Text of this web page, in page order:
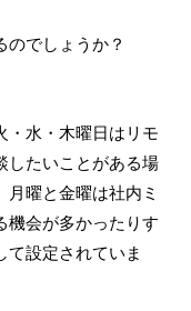
のでしょうか？
・水・木曜日はリモ
したいことがある場
曜と金曜は社内ミ
機会が多かったりす
て設定されていま